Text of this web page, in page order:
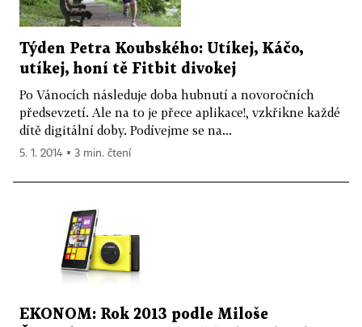
Týden Petra Koubského: Utíkej, Káčo,
utíkej, honí tě Fitbit divokej
Po Vánocích následuje doba hubnutí a novoročních
předsevzetí. Ale na to je přece aplikace!, vzkřikne každé
dítě digitální doby. Podívejme se na...
5. 1. 2014 ▪ 3 min. čtení
EKONOM: Rok 2013 podle Miloše